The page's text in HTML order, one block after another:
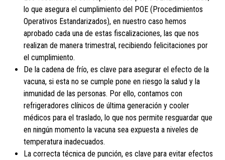
lo que asegura el cumplimiento del POE (Procedimientos
Operativos Estandarizados), en nuestro caso hemos
aprobado cada una de estas fiscalizaciones, las que nos
realizan de manera trimestral, recibiendo felicitaciones por
el cumplimiento.
De la cadena de frío, es clave para asegurar el efecto de la
vacuna, si esta no se cumple pone en riesgo la salud y la
inmunidad de las personas. Por ello, contamos con
refrigeradores clínicos de última generación y cooler
médicos para el traslado, lo que nos permite resguardar que
en ningún momento la vacuna sea expuesta a niveles de
temperatura inadecuados.
La correcta técnica de punción, es clave para evitar efectos